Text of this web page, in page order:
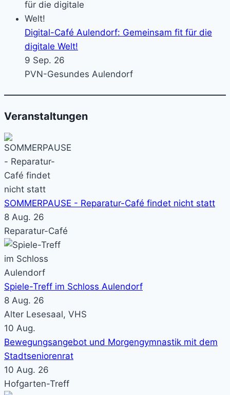
Digital-Café Aulendorf: Gemeinsam fit für die
digitale Welt!
9 Sep. 26
PVN-Gesundes Aulendorf
Veranstaltungen
SOMMERPAUSE - Reparatur-Café findet nicht statt
8 Aug. 26
Reparatur-Café
Spiele-Treff im Schloss Aulendorf
8 Aug. 26
Alter Lesesaal, VHS
10 Aug.
Bewegungsangebot und Morgengymnastik mit dem
Stadtseniorenrat
10 Aug. 26
Hofgarten-Treff